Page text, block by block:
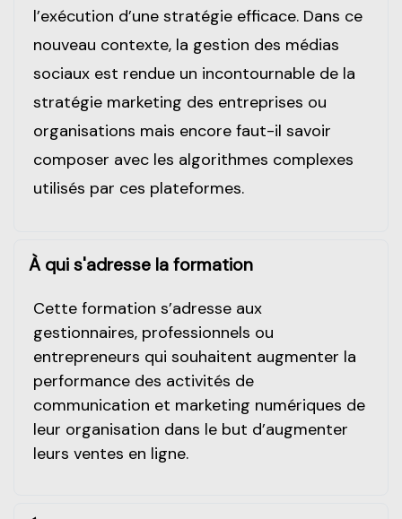
l’exécution d’une stratégie efficace. Dans ce
nouveau contexte, la gestion des médias
sociaux est rendue un incontournable de la
stratégie marketing des entreprises ou
organisations mais encore faut-il savoir
composer avec les algorithmes complexes
utilisés par ces plateformes.
À qui s'adresse la formation
Cette formation s’adresse aux
gestionnaires, professionnels ou
entrepreneurs qui souhaitent augmenter la
performance des activités de
communication et marketing numériques de
leur organisation dans le but d’augmenter
leurs ventes en ligne.